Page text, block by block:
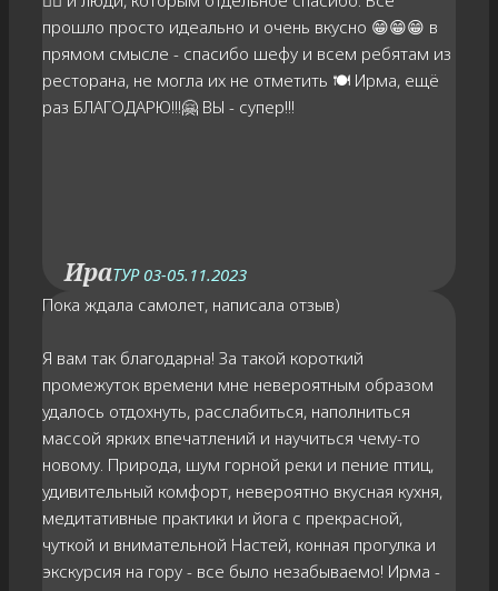
прошло просто идеально и очень вкусно 😁😁😁 в
прямом смысле - спасибо шефу и всем ребятам из
ресторана, не могла их не отметить 🍽️ Ирма, ещё
раз БЛАГОДАРЮ!!!🤗 ВЫ - супер!!!
ИраТУР 03-05.11.2023
Пока ждала самолет, написала отзыв)
Я вам так благодарна! За такой короткий
промежуток времени мне невероятным образом
удалось отдохнуть, расслабиться, наполниться
массой ярких впечатлений и научиться чему-то
новому. Природа, шум горной реки и пение птиц,
удивительный комфорт, невероятно вкусная кухня,
медитативные практики и йога с прекрасной,
чуткой и внимательной Настей, конная прогулка и
экскурсия на гору - все было незабываемо! Ирма -